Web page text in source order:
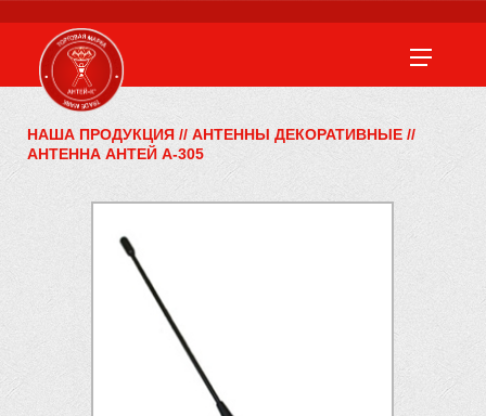
НАША ПРОДУКЦИЯ // АНТЕННЫ ДЕКОРАТИВНЫЕ //
АНТЕННА АНТЕЙ А-305